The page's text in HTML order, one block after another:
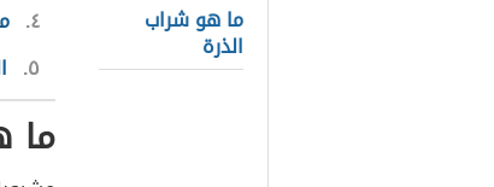
ما هو شراب
الذرة
٤
٥
ما